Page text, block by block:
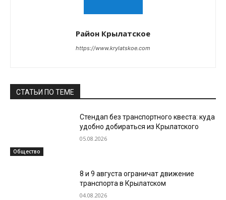
Район Крылатское
https://www.krylatskoe.com
СТАТЬИ ПО ТЕМЕ
Общество
Стендап без транспортного квеста: куда
удобно добираться из Крылатского
05.08.2026
8 и 9 августа ограничат движение
транспорта в Крылатском
04.08.2026